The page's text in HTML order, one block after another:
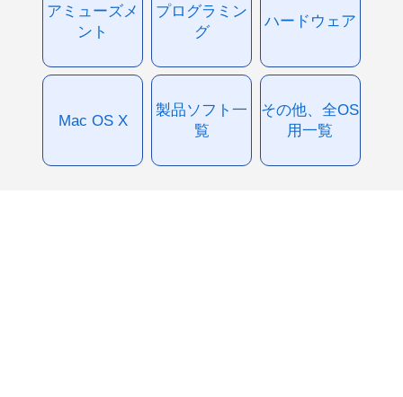
アミューズメ
ント
プログラミン
グ
ハードウェア
Mac OS X
製品ソフト一
覧
その他、全OS
用一覧